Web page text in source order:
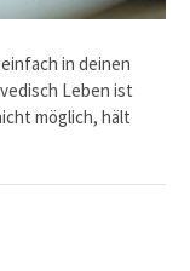
in deinen
Leben ist
möglich, hält